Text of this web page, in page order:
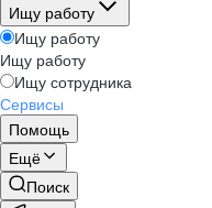
Ищу работу
Ищу работу
Ищу работу
Ищу сотрудника
Сервисы
Помощь
Ещё
Поиск